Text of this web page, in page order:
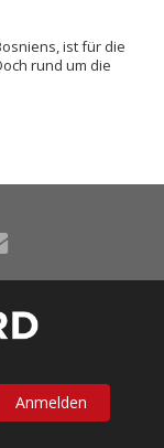
ist für die
rund um die